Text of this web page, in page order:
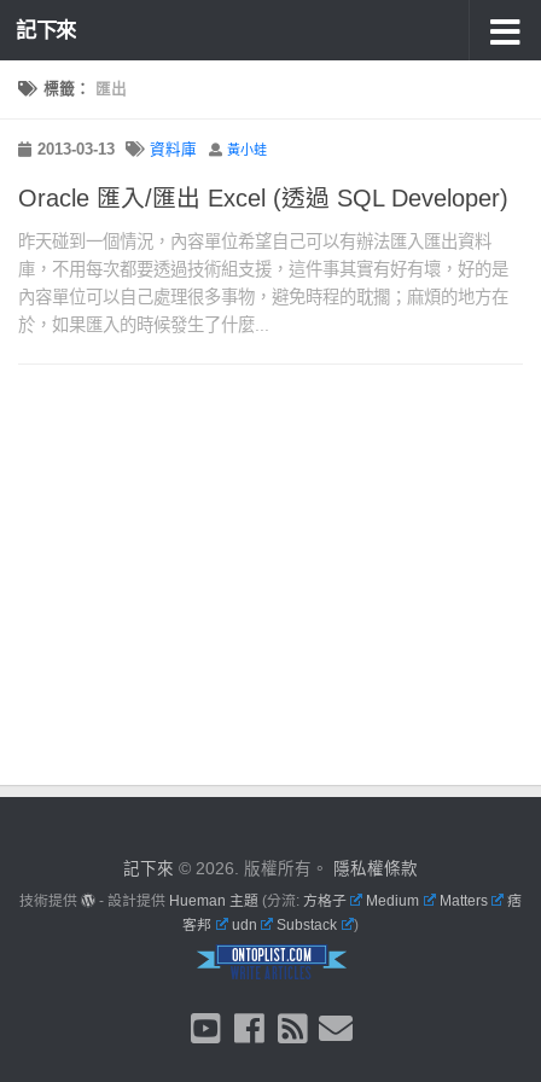
記下來
標籤： 匯出
2013-03-13 資料庫 黃小蛙
Oracle 匯入/匯出 Excel (透過 SQL Developer)
昨天碰到一個情況，內容單位希望自己可以有辦法匯入匯出資料
庫，不用每次都要透過技術組支援，這件事其實有好有壞，好的是
內容單位可以自己處理很多事物，避免時程的耽擱；麻煩的地方在
於，如果匯入的時候發生了什麼...
記下來 © 2026. 版權所有。 隱私權條款
技術提供 - 設計提供 Hueman 主題 (分流: 方格子 Medium Matters
痞
客邦
udn Substack )